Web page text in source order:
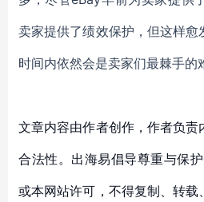
卖家提供了绩效保护，但这样
时间内依然会是卖家们最棘手的
文章内容由作者创作，作者负责
合法性。出海易倡导尊重与保
或本网站许可，不得复制、转载